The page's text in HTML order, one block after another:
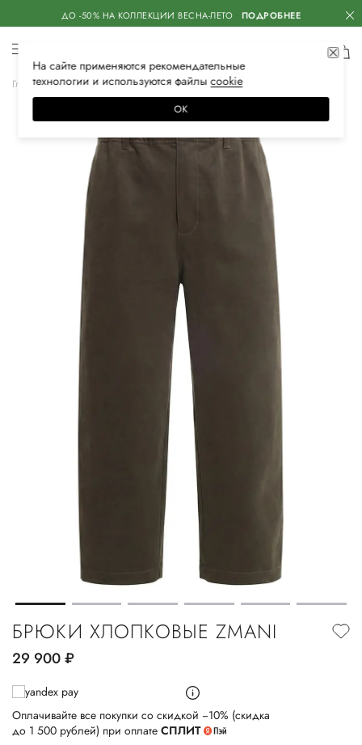
ДО -50% НА КОЛЛЕКЦИИ ВЕСНА-ЛЕТО ПОДРОБНЕЕ
Главная Мужская Одежда Брюки Широкие
БРЮКИ ХЛОПКОВЫЕ ZMANI
29 900руб.
Оплачивайте все покупки со скидкой −10% (скидка
до 1 500 рублей) при оплате СПЛИТ
На сайте применяются рекомендательные
технологии и используются файлысооkiе
ОК